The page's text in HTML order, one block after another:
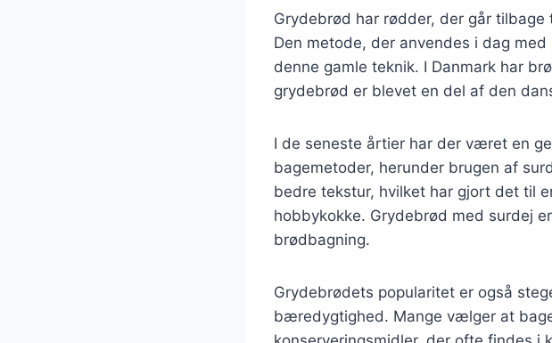
Grydebrød har rødder, der går
Den metode, der anvendes i dag
denne gamle teknik. I Danmark har
grydebrød er blevet en del af den
I de seneste årtier har der været en
bagemetoder, herunder brugen af
bedre tekstur, hvilket har gjort det til
hobbykokke. Grydebrød med surdej
brødbagning.
Grydebrødets popularitet er også
bæredygtighed. Mange vælger at